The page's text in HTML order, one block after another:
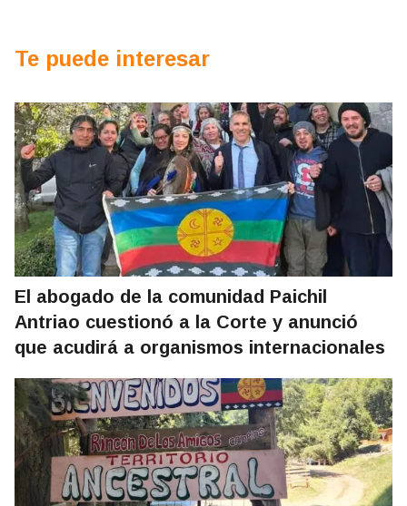
Te puede interesar
El abogado de la comunidad Paichil
Antriao cuestionó a la Corte y anunció
que acudirá a organismos internacionales